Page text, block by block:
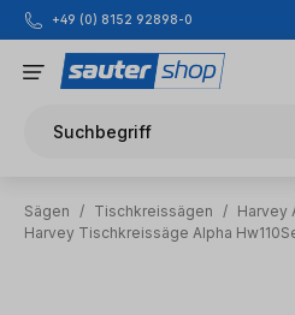
Zum Hauptinhalt springen
+49 (0) 8152 92898-0
Suchbegriff
Sägen / Tischkreissägen / Harvey
Harvey Tischkreissäge Alpha